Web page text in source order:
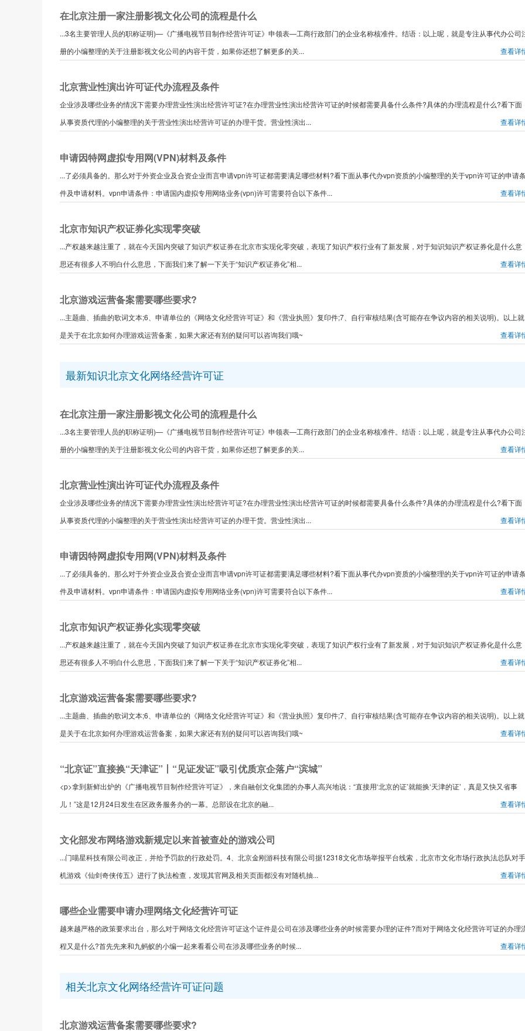
在北京注册一家注册影视文化公司的流程是什么
...3名主要管理人员的职称证明)—《广播电视节目制作经营许可证》申领表—工商行政部门的企业名称核准件。结语：以上呢，就是专注从事代办公司
册的小编整理的关于注册影视文化公司的内容干货，如果你还想了解更多的关...
查看详
北京营业性演出许可证代办流程及条件
企业涉及哪些业务的情况下需要办理营业性演出经营许可证?在办理营业性演出经营许可证的时候都需要具备什么条件?具体的办理流程是什么?看下面
从事资质代理的小编整理的关于营业性演出经营许可证的办理干货。营业性演出...
查看详
申请因特网虚拟专用网(VPN)材料及条件
...了必须具备的。那么对于外资企业及合资企业而言申请vpn许可证都需要满足哪些材料?看下面从事代办vpn资质的小编整理的关于vpn许可证的申请条
件及申请材料。vpn申请条件：申请国内虚拟专用网络业务(vpn)许可需要符合以下条件...
查看详
北京市知识产权证券化实现零突破
...产权越来越注重了，就在今天国内突破了知识产权证券在北京市实现化零突破，表现了知识产权行业有了新发展，对于知识知识产权证券化是什么意
思还有很多人不明白什么意思，下面我们来了解一下关于“知识产权证券化”相...
查看详
北京游戏运营备案需要哪些要求?
...主题曲、插曲的歌词文本;6、申请单位的《网络文化经营许可证》和《营业执照》复印件;7、自行审核结果(含可能存在争议内容的相关说明)。以上就
是关于在北京如何办理游戏运营备案，如果大家还有别的疑问可以咨询我们哦~
查看详
最新知识北京文化网络经营许可证
在北京注册一家注册影视文化公司的流程是什么
...3名主要管理人员的职称证明)—《广播电视节目制作经营许可证》申领表—工商行政部门的企业名称核准件。结语：以上呢，就是专注从事代办公司
册的小编整理的关于注册影视文化公司的内容干货，如果你还想了解更多的关...
查看详
北京营业性演出许可证代办流程及条件
企业涉及哪些业务的情况下需要办理营业性演出经营许可证?在办理营业性演出经营许可证的时候都需要具备什么条件?具体的办理流程是什么?看下面
从事资质代理的小编整理的关于营业性演出经营许可证的办理干货。营业性演出...
查看详
申请因特网虚拟专用网(VPN)材料及条件
...了必须具备的。那么对于外资企业及合资企业而言申请vpn许可证都需要满足哪些材料?看下面从事代办vpn资质的小编整理的关于vpn许可证的申请条
件及申请材料。vpn申请条件：申请国内虚拟专用网络业务(vpn)许可需要符合以下条件...
查看详
北京市知识产权证券化实现零突破
...产权越来越注重了，就在今天国内突破了知识产权证券在北京市实现化零突破，表现了知识产权行业有了新发展，对于知识知识产权证券化是什么意
思还有很多人不明白什么意思，下面我们来了解一下关于“知识产权证券化”相...
查看详
北京游戏运营备案需要哪些要求?
...主题曲、插曲的歌词文本;6、申请单位的《网络文化经营许可证》和《营业执照》复印件;7、自行审核结果(含可能存在争议内容的相关说明)。以上就
是关于在北京如何办理游戏运营备案，如果大家还有别的疑问可以咨询我们哦~
查看详
“北京证”直接换“天津证”丨“见证发证”吸引优质京企落户“滨城”
<p>拿到新鲜出炉的《广播电视节目制作经营许可证》，来自融创文化集团的办事人高兴地说：“直接用‘北京的证’就能换‘天津的证’，真是又快又省事
儿！”这是12月24日发生在区政务服务办的一幕。总部设在北京的融...
查看详
文化部发布网络游戏新规定以来首被查处的游戏公司
...门喵星科技有限公司改正，并给予罚款的行政处罚。4、北京金刚游科技有限公司据12318文化市场举报平台线索，北京市文化市场行政执法总队对手
机游戏《仙剑奇侠传五》进行了执法检查，发现其官网及相关页面都没有对随机抽...
查看详
哪些企业需要申请办理网络文化经营许可证
越来越严格的政策要求出台，那么对于网络文化经营许可证这个证件是公司在涉及哪些业务的时候需要办理的证件?而对于网络文化经营许可证的办理
程又是什么?首先先来和九蚂蚁的小编一起来看看公司在涉及哪些业务的时候...
查看详
相关北京文化网络经营许可证问题
北京游戏运营备案需要哪些要求?